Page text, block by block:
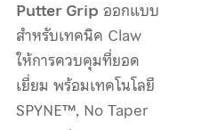
Putter Grip ออกแบบ
สำหรับเทคนิค Claw
ให้การควบคุมที่ยอด
เยี่ยม พร้อมเทคโนโลยี
SPYNE™, No Taper